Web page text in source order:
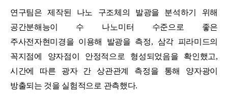
연구팀은 제작된 나노 구조체의 발광을 분석하기 위해
공간분해능이 수 나노미터 수준으로 좋은
주사전자현미경을 이용해 발광을 측정, 삼각 피라미드의
꼭지점에 양자점이 안정적으로 형성되었음을 확인했고,
시간에 따른 광자 간 상관관계 측정을 통해 양자광이
방출되는 것을 실험적으로 관측했다.